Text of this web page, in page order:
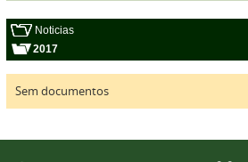
Noticias
2017
Sem documentos